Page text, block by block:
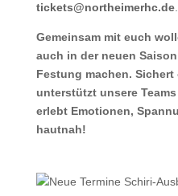
tickets@northeimerhc.de.
Gemeinsam mit euch
auch in der neuen
Festung machen.
unterstützt unsere
erlebt Emotionen,
hautnah!